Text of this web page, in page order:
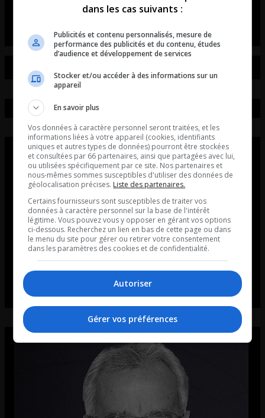
L’entrevue avec David Beaudoin
dans les cas suivants :
Publicités et contenu personnalisés, mesure de
performance des publicités et du contenu, études
d’audience et développement de services
Stocker et/ou accéder à des informations sur un
appareil
En savoir plus
Vos données à caractère personnel seront traitées, et les
informations liées à votre appareil (cookies, identifiants
uniques et autres types de données) pourront être stockées
et consultées par 66 partenaires, ainsi que partagées avec lui,
ou utilisées spécifiquement par ce site. Nos partenaires et
nous-mêmes sommes susceptibles d'utiliser des données de
géolocalisation précises. Liste des partenaires.
Certains fournisseurs sont susceptibles de traiter vos
données à caractère personnel sur la base de l'intérêt
légitime. Vous pouvez vous y opposer en gérant vos options
ci-dessous. Recherchez un lien en bas de cette page ou dans
le menu du site pour gérer ou retirer votre consentement
dans les paramètres des cookies et de confidentialité.
Autoriser
Gérer vos préférences